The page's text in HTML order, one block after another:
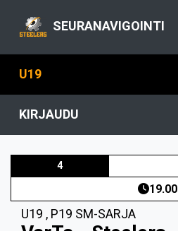
SEURANAVIGOINTI
U19
KIRJAUDU
4
19.00
U19 , P19 SM-SARJA